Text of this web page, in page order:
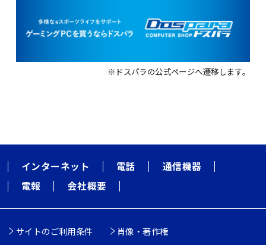
※ドスパラの公式ページへ遷移します。
インターネット 電話
通信機器
電報
会社概要
サイトのご利用条件 肖像・著作権